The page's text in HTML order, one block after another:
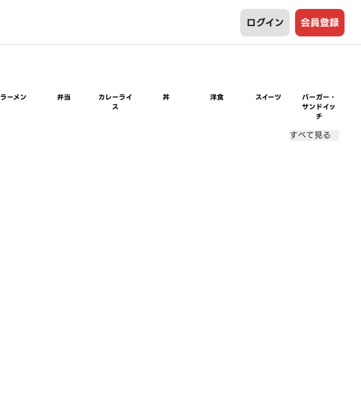
ログイン 会員登録
ラーメン 弁当
カレーライ
ス
丼 洋食 スイーツ
バーガー・
サンドイッ
チ
すべて見る